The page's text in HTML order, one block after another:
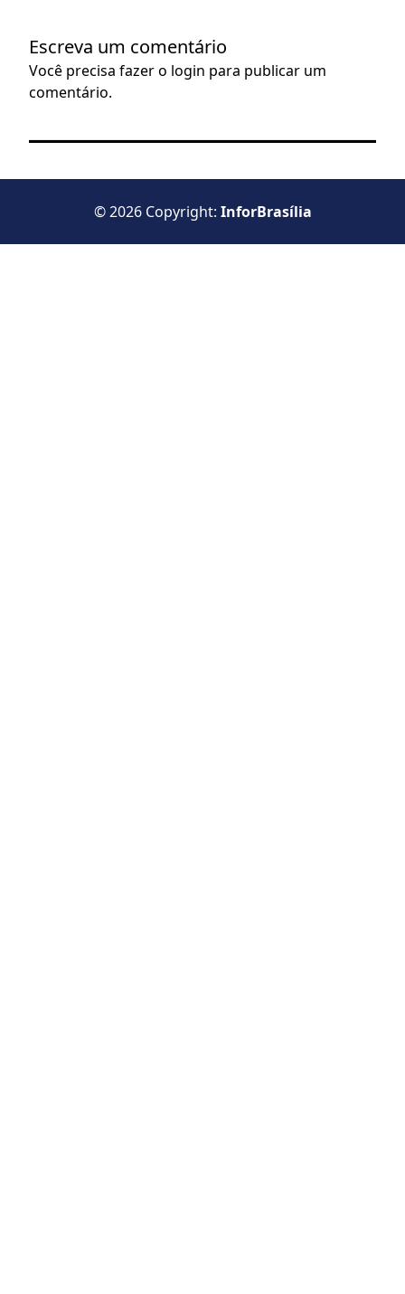
Escreva um comentário
Você precisa fazer o login para publicar um
comentário.
© 2026 Copyright: InforBrasília